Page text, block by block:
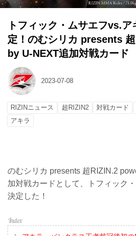
トフィック・ムサエフvs.
定！のむシリカ presents
by U-NEXT追加対戦カード
2023-07-08
RIZINニュース 超RIZIN2 対戦カード
アキラ
のむシリカ presents 超RIZIN.2
加対戦カードとして、トフィック
決定した！